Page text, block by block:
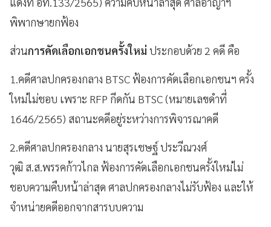
พิพากษายกฟ้อง
ส่วนการคัดเลือกเอกชนครั้งใหม่ ประกอบด้วย 2 คดี คือ
1.คดีศาลปกครองกลาง BTSC ฟ้องการคัดเลือกเอกชนฯ ครั้ง
ใหม่ไม่ชอบ เพราะ RFP กีดกัน BTSC (หมายเลขดำที่
1646/2565) สถานะคดีอยู่ระหว่างการพิจารณาคดี
2.คดีศาลปกครองกลาง นายสุรเชษฐ์ ประวีณวงศ์
วุฒิ ส.ส.พรรคก้าวไกล ฟ้องการคัดเลือกเอกชนครั้งใหม่ไม่
ชอบความคืบหน้าล่าสุด ศาลปกครองกลางไม่รับฟ้อง และให้
จำหน่ายคดีออกจากสารบบความ